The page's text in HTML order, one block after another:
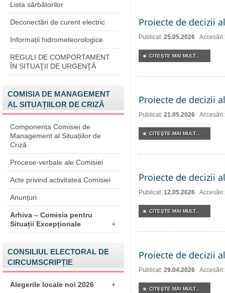
Lista sărbătorilor
Deconectări de curent electric
Informații hidrometeorologice
REGULI DE COMPORTAMENT
ÎN SITUAŢII DE URGENŢĂ
COMISIA DE MANAGEMENT
AL SITUAȚIILOR DE CRIZĂ
Componența Comisiei de
Management al Situațiilor de
Criză
Procese-verbale ale Comisiei
Acte privind activitatea Comisiei
Anunțuri
Arhiva – Comisia pentru
Situații Excepționale
+
CONSILIUL ELECTORAL DE
CIRCUMSCRIPȚIE
Alegerile locale noi 2026 +
Proiecte de decizii
Publicat: 25.05.2026
CITEŞTE MAI MULT...
Proiecte de decizii
Publicat: 21.05.2026
CITEŞTE MAI MULT...
Proiecte de decizii
Publicat: 12.05.2026
CITEŞTE MAI MULT...
Proiecte de decizii
Publicat: 29.04.2026
CITEŞTE MAI MULT...